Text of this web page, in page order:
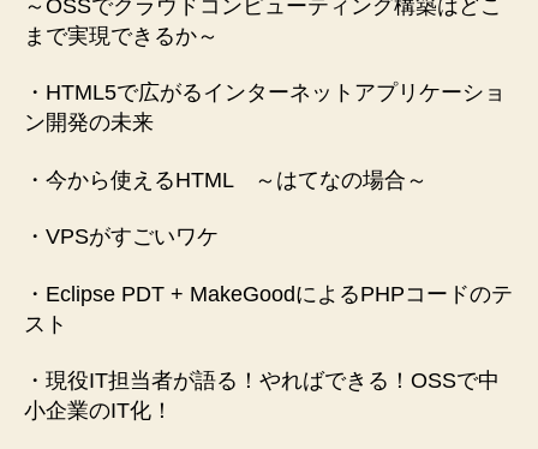
～OSSでクラウドコンピューティング構築はどこ
まで実現できるか～
・HTML5で広がるインターネットアプリケーショ
ン開発の未来
・今から使えるHTML ～はてなの場合～
・VPSがすごいワケ
・Eclipse PDT + MakeGoodによるPHPコードのテ
スト
・現役IT担当者が語る！やればできる！OSSで中
小企業のIT化！